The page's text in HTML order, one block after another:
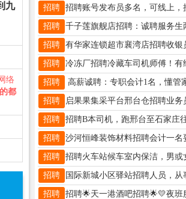
九
络
都
招聘
招聘
招聘
招聘
招聘
招聘
招聘
招聘
招聘
招聘
招聘